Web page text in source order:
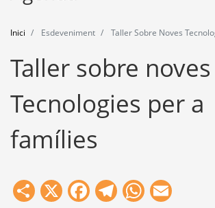
Eines
Inici Esdeveniment Taller Sobre Noves
Taller sobre noves
Tecnologies per a
famílies
Share
X Facebook
Telegram